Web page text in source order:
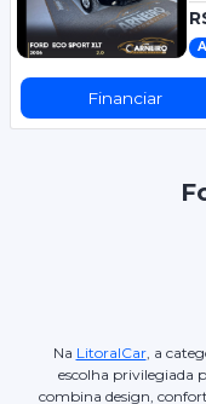
Financiar
Na LitoralCar, a
escolha privilegiada
combina design,